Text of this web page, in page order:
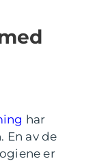
har
En av de
er